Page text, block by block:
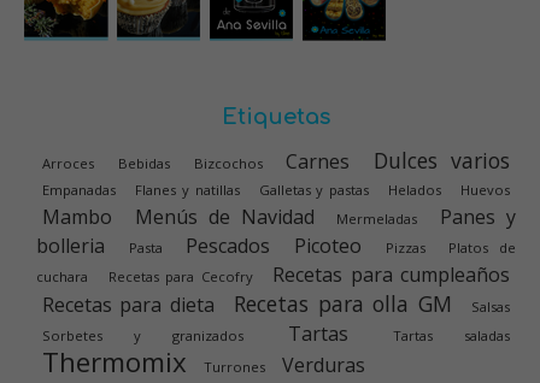
Etiquetas
Arroces Bebidas Bizcochos Carnes Dulces varios
Empanadas Flanes y natillas Galletas y pastas Helados Huevos
Mambo Menús de Navidad Mermeladas
Panes y
bolleria
Pasta Pescados Picoteo Pizzas
Platos de
cuchara
Recetas para Cecofry
Recetas para cumpleaños
Recetas para dieta
Recetas para olla GM
Salsas
Sorbetes y granizados
Tartas Tartas saladas
Thermomix Turrones Verduras